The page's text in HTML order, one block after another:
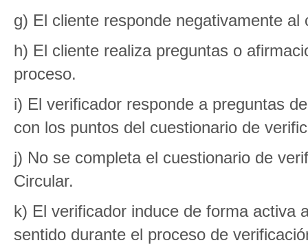
g) El cliente responde negativamente al
h) El cliente realiza preguntas o
proceso.
i) El verificador responde a preguntas
con los puntos del cuestionario de
j) No se completa el cuestionario de
Circular.
k) El verificador induce de forma activa
sentido durante el proceso de